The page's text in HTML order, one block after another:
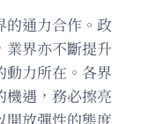
的通力合作。政
業界亦不斷提升
動力所在。各界
機遇，務必擦亮
開放彈性的態度